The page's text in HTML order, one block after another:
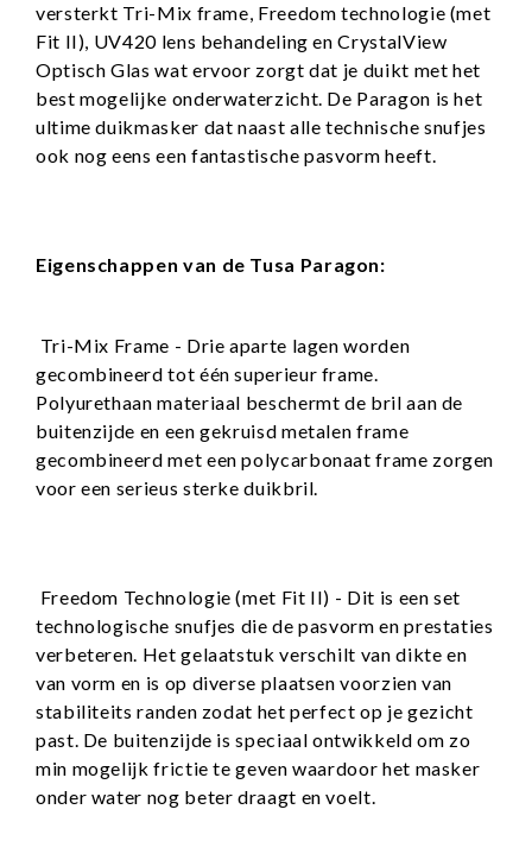
versterkt Tri-Mix frame, Freedom technologie (met
Fit II), UV420 lens behandeling en CrystalView
Optisch Glas wat ervoor zorgt dat je duikt met het
best mogelijke onderwaterzicht. De Paragon is het
ultime duikmasker dat naast alle technische snufjes
ook nog eens een fantastische pasvorm heeft.
Eigenschappen van de Tusa Paragon:
Tri-Mix Frame - Drie aparte lagen worden
gecombineerd tot één superieur frame.
Polyurethaan materiaal beschermt de bril aan de
buitenzijde en een gekruisd metalen frame
gecombineerd met een polycarbonaat frame zorgen
voor een serieus sterke duikbril.
Freedom Technologie (met Fit II) - Dit is een set
technologische snufjes die de pasvorm en prestaties
verbeteren. Het gelaatstuk verschilt van dikte en
van vorm en is op diverse plaatsen voorzien van
stabiliteits randen zodat het perfect op je gezicht
past. De buitenzijde is speciaal ontwikkeld om zo
min mogelijk frictie te geven waardoor het masker
onder water nog beter draagt en voelt.